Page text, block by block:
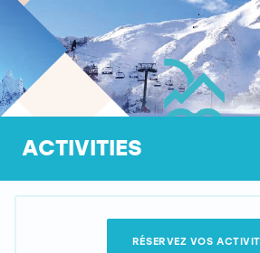
ACTIVITIES
RÉSERVEZ VOS